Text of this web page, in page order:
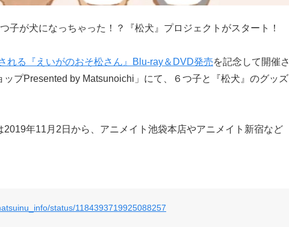
子が犬になっちゃった！？『松犬』プロジェクトがスタート！
れる『えいがのおそ松さん』Blu-ray＆DVD発売を記念して開催さ
ップPresented by Matsunoichi」にて、６つ子と『松犬』のグッズ
2019年11月2日から、アニメイト池袋本店やアニメイト新宿など
status/1184393719925088257